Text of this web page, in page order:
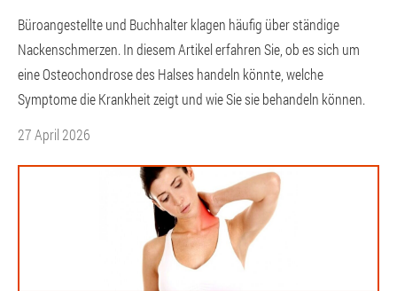
Büroangestellte und Buchhalter klagen häufig über ständige
Nackenschmerzen. In diesem Artikel erfahren Sie, ob es sich um
eine Osteochondrose des Halses handeln könnte, welche
Symptome die Krankheit zeigt und wie Sie sie behandeln können.
27 April 2026